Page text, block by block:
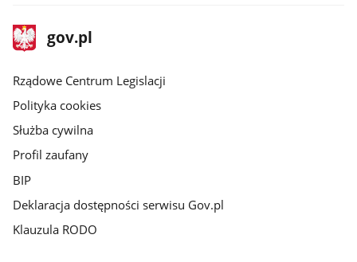
stopka
gov.plStrona
gov.pl
Rządowe Centrum Legislacji
Polityka cookies
Służba cywilna
Profil zaufany
BIP
Deklaracja dostępności serwisu Gov.pl
Klauzula RODO